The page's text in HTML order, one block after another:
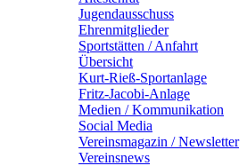
Jugendausschuss
Ehrenmitglieder
Sportstätten / Anfahrt
Übersicht
Kurt-Rieß-Sportanlage
Fritz-Jacobi-Anlage
Medien / Kommunikation
Social Media
Vereinsmagazin / Newsletter
Vereinsnews